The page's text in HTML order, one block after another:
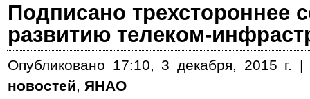
Подписано трехстороннее
развитию телеком-
Опубликовано 17:10, 3 декабря, 2015 г. |
новостей, ЯНАО